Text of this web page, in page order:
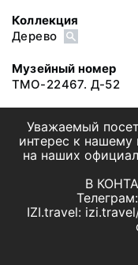
Коллекция
Дерево
Музейный номер
ТМО-22467. Д-52
Уважаемый
интерес к
на наших
В
IZI.travel: